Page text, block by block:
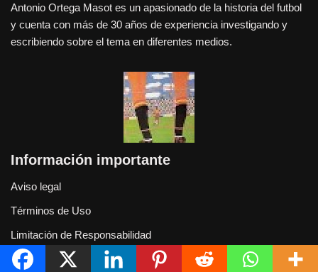
Antonio Ortega Masot es un apasionado de la historia del futbol
y cuenta con más de 30 años de experiencia investigando y
escribiendo sobre el tema en diferentes medios.
Información importante
Aviso legal
Términos de Uso
Limitación de Responsabilidad
Aviso de privacidad